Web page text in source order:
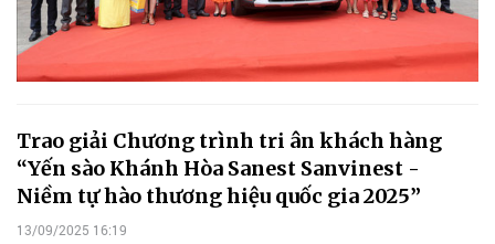
Trao giải Chương trình tri ân khách hàng
“Yến sào Khánh Hòa Sanest Sanvinest -
Niềm tự hào thương hiệu quốc gia 2025”
13/09/2025 16:19